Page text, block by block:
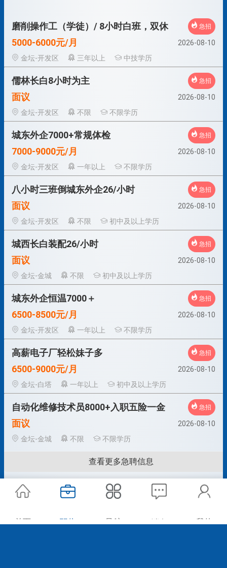
磨削操作工（学徒）/ 8小时白班，双休 急招
5000-6000元/月
2026-08-10
金坛-开发区
三年以上 中技学历
儒林长白8小时为主 急招
面议
2026-08-10
金坛-开发区
不限 不限学历
城东外企7000+常规体检 急招
7000-9000元/月
2026-08-10
金坛-开发区
一年以上 不限学历
八小时三班倒城东外企26/小时 急招
面议
2026-08-10
金坛-开发区
不限 初中及以上学历
城西长白装配26/小时 急招
面议
2026-08-10
金坛-金城
不限 初中及以上学历
城东外企恒温7000＋ 急招
6500-8500元/月
2026-08-10
金坛-开发区
一年以上 不限学历
高薪电子厂轻松妹子多 急招
6500-9000元/月
2026-08-10
金坛-白塔
一年以上 初中及以上学历
自动化维修技术员8000+入职五险一金 急招
面议
2026-08-10
金坛-金城
不限 不限学历
查看更多急聘信息
首页 职位 导航 消息 我的